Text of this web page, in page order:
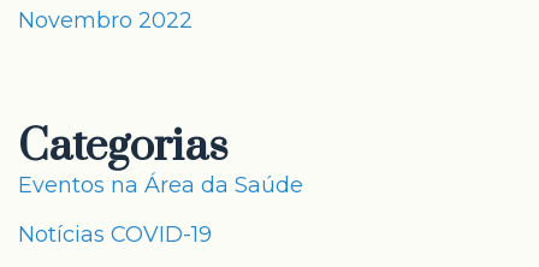
Novembro 2022
Categorias
Eventos na Área da Saúde
Notícias COVID-19